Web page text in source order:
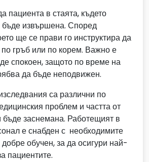
пациента в стаята, където
извършена. Според
ще се прави го инструктира да
гръб или по корем. Важно е
спокоен, защото по време на
да бъде неподвижен.
са различни по
проблем и частта от
бъде заснемана. Работещият в
е снабден с необходимите
обучен, за да осигури най-
пациентите.